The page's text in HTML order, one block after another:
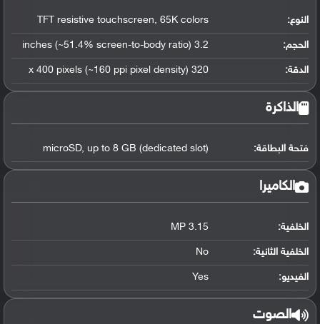
النوع: TFT resistive touchscreen, 65K colors
الحجم: 3.2 inches (~51.4% screen-to-body ratio)
الدقة: 320 x 400 pixels (~160 ppi pixel density)
الذاكرة
فتحة البطاقة: microSD, up to 8 GB (dedicated slot)
الكاميرا
الخلفية: 3.15 MP
الخلفية الثانية: No
الفيديو: Yes
الصوت